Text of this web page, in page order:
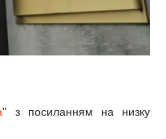
" з посиланням на низку